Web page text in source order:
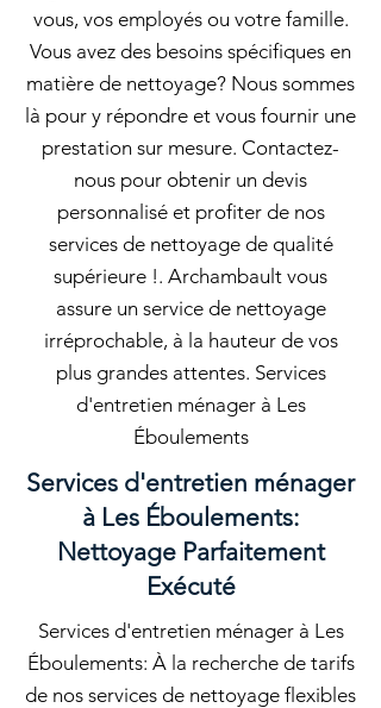
vous, vos employés ou votre famille.
Vous avez des besoins spécifiques en
matière de nettoyage? Nous sommes
là pour y répondre et vous fournir une
prestation sur mesure. Contactez-
nous pour obtenir un devis
personnalisé et profiter de nos
services de nettoyage de qualité
supérieure !. Archambault vous
assure un service de nettoyage
irréprochable, à la hauteur de vos
plus grandes attentes. Services
d'entretien ménager à Les
Éboulements
Services d'entretien ménager
à Les Éboulements:
Nettoyage Parfaitement
Exécuté
Services d'entretien ménager à Les
Éboulements: À la recherche de tarifs
de nos services de nettoyage flexibles